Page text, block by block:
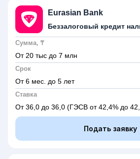
Eurasian Bank
Беззалоговый кредит
Сумма, ₸
От 20 тыс до 7 млн
Срок
От 6 мес. до 5 лет
Ставка
От 36,0 до 36,0 (ГЭСВ от 42,4% до
Подать заявку